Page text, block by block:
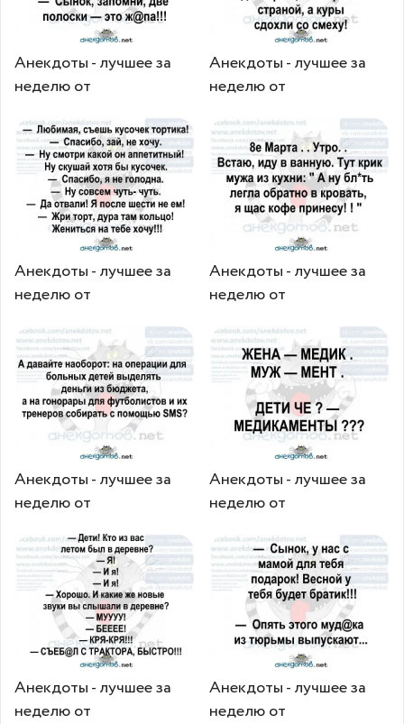
Анекдоты - лучшее за
неделю от
Анекдоты - лучшее за
неделю от
Анекдоты - лучшее за
неделю от
Анекдоты - лучшее за
неделю от
Анекдоты - лучшее за
неделю от
Анекдоты - лучшее за
неделю от
Анекдоты - лучшее за
неделю от
Анекдоты - лучшее за
неделю от